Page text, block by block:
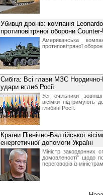
Убивця дронів: компанія
протиповітряної оборони
Американська
протиповітряної
Сибіга: Всі глави МЗС
удари вглиб Росії
Усі очільники
вісімки підтримують
глибині Росії.
Країни Північно-Балтійської
енергетичної допомоги Україні
Міністр закордонних
домовленості" щодо
переговорів із